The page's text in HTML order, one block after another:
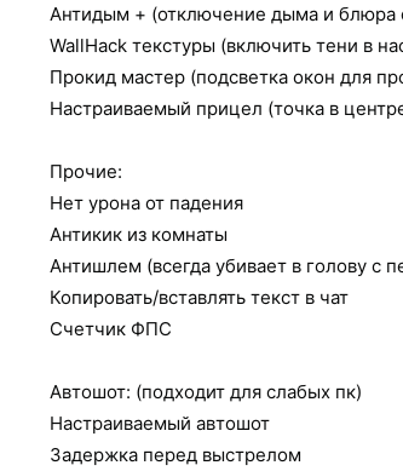
Антидым + (отключение дыма и блюра
WallHack текстуры (включить тени в
Прокид мастер (подсветка окон для
Настраиваемый прицел (точка в
Прочие:
Нет урона от падения
Антикик из комнаты
Антишлем (всегда убивает в голову с
Копировать/вставлять текст в чат
Счетчик ФПС
Автошот: (подходит для слабых пк)
Настраиваемый автошот
Задержка перед выстрелом